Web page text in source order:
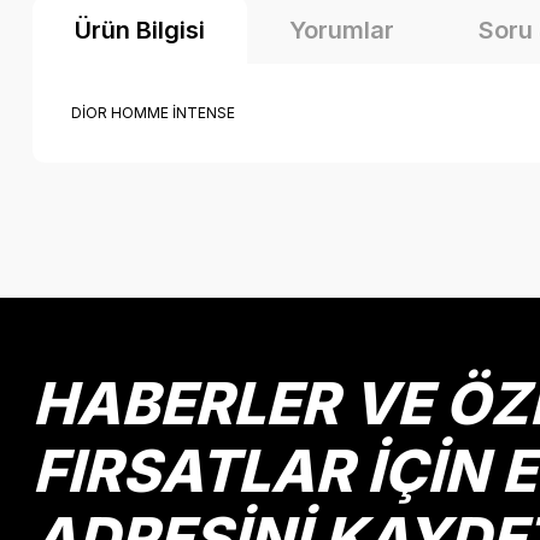
Ürün Bilgisi Yorumlar Soru
DİOR HOMME İNTENSE
Ürün resmi kalitesiz, bozuk veya görüntülenemiyor.
Ürün fiyatı diğer sitelerden daha pahalı.
HABERLER VE
FIRSATLAR İÇİN